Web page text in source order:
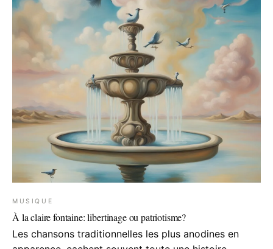
MUSIQUE
À la claire fontaine: libertinage ou patriotisme?
Les chansons traditionnelles les plus anodines en